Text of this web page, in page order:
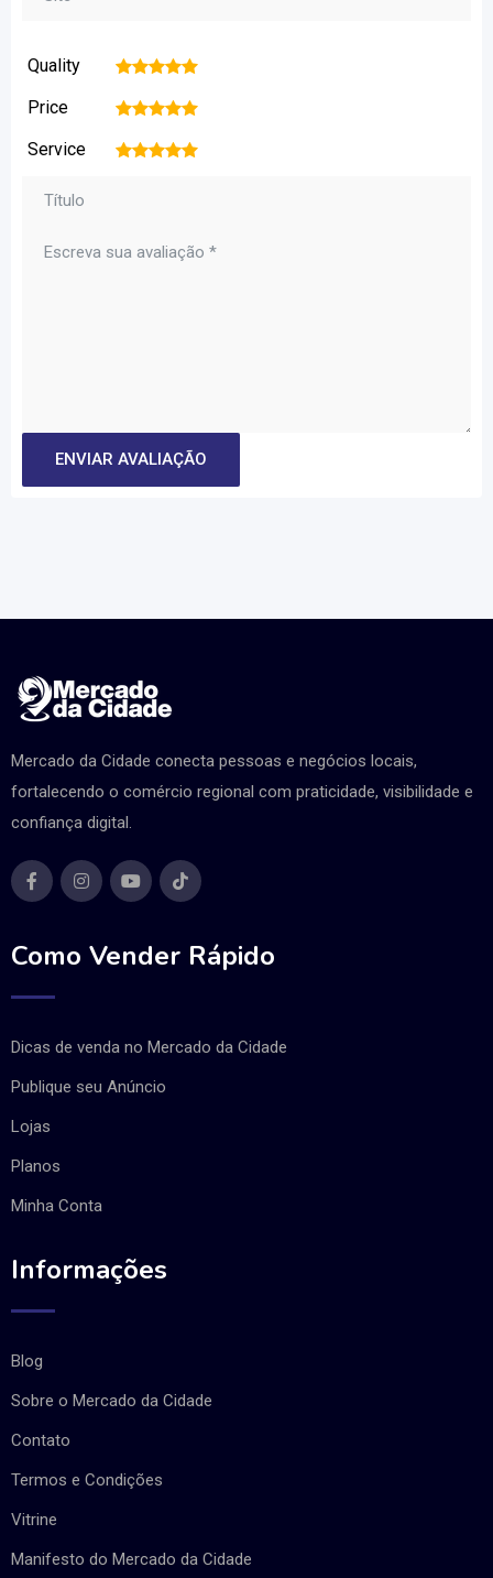
Quality 5
4
3
2
Price 5
4
3
2
Service 5
4
3
2
Mercado da Cidade conecta pessoas e negócios locais,
fortalecendo o comércio regional com praticidade, visibilidade e
confiança digital.
Como Vender Rápido
Dicas de venda no Mercado da Cidade
Publique seu Anúncio
Lojas
Planos
Minha Conta
Informações
Blog
Sobre o Mercado da Cidade
Contato
Termos e Condições
Vitrine
Manifesto do Mercado da Cidade